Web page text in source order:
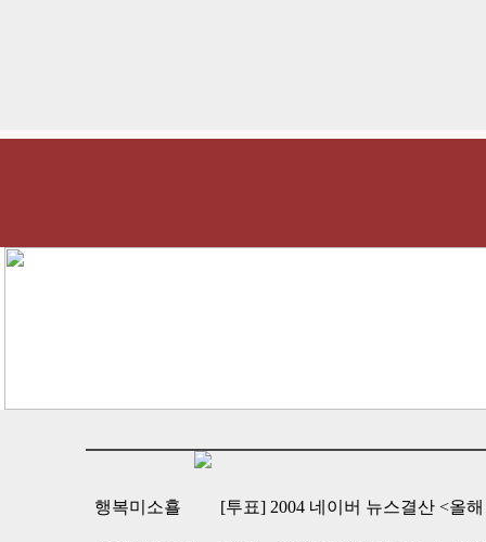
행복미소횰 [투표] 2004 네이버 뉴스결산 <올